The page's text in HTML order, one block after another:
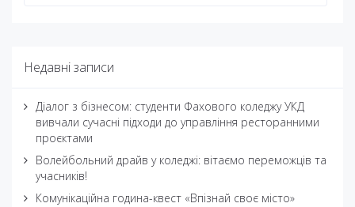
Недавні записи
Діалог з бізнесом: студенти Фахового коледжу УКД
вивчали сучасні підходи до управління ресторанними
проєктами
Волейбольний драйв у коледжі: вітаємо переможців та
учасників!
Комунікаційна година-квест «Впізнай своє місто»